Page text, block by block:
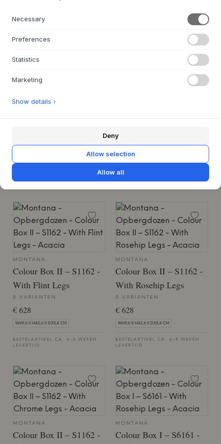
Arkivé Desk Organiser
NATURAL
10X34XH29CM
BESTELARTIKEL CA. 9-21 DAGEN
With Parsley Legs
5 VARIANTEN
€ 628
LEVERTIJD
MONTANA
Colour Box II – S1162 -
With Flint Legs
5 VARIANTEN
€ 628
W69,6 X H42,6 X D35,4 CM
BESTELARTIKEL CA. 6-8 WEKEN
LEVERTIJD
MONTANA
Colour Box II – S1162 -
With Rosehip Legs
5 VARIANTEN
€ 628
W69,6 X H42,6 X D35,4 CM
BESTELARTIKEL CA. 6-8 WEKEN
LEVERTIJD
MONTANA
Colour Box II – S1162 -
MONTANA
Colour Box I – S6161 -
Necessary
Preferences
Statistics
Marketing
Show details ›
Deny
Allow selection
Allow all